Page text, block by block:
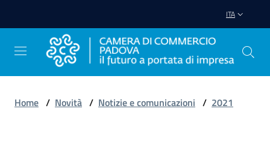
ITA
Home / Novità / Notizie e comunicazioni / 2021